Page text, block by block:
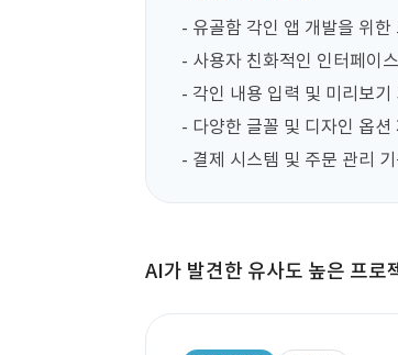
- 유골함 각인 앱 개발을 위한
- 사용자 친화적인 인터페이
- 각인 내용 입력 및 미리보기
- 다양한 글꼴 및 디자인 옵션
- 결제 시스템 및 주문 관리
AI가 발견한 유사도 높은 프로